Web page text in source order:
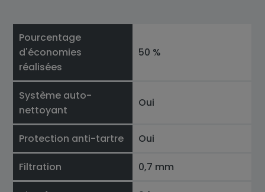
Pourcentage
d'économies
réalisées
50 %
Système auto-
nettoyant
Oui
Protection anti-tartre Oui
Filtration 0,7 mm